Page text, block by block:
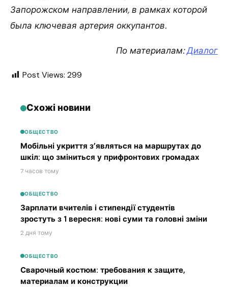
Запорожском направлении, в рамках которой
была ключевая артерия оккупантов.
По материалам:Диалог
Post Views: 299
Схожі новини
ОБЩЕСТВО
Мобільні укриття з’являться на маршрутах до
шкіл: що зміниться у прифронтових громадах
7 часов тому
ОБЩЕСТВО
Зарплати вчителів і стипендії студентів
зростуть з 1 вересня: нові суми та головні зміни
2 дня тому
ОБЩЕСТВО
Сварочный костюм: требования к защите,
материалам и конструкции